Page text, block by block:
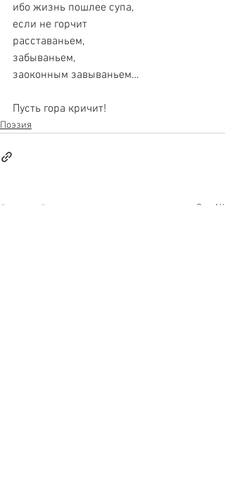
ибо жизнь пошлее супа,
если не горчит
расставаньем,
забываньем,
заоконным завываньем…
Пусть гора кричит!
Поэзия
See All